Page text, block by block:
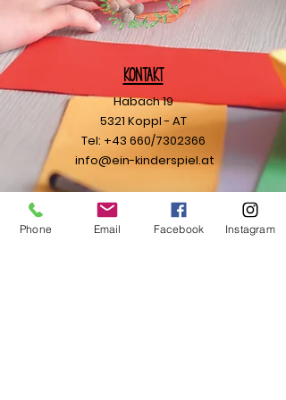
Kontakt
Habach 19
5321 Koppl - AT
Tel: +43 660/7302366
info@ein-kinderspiel.at
Ihre Nachricht
Phone Email Facebook Instagram